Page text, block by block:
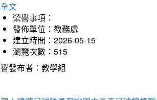
文
榮譽事項：
發佈單位：教務處
建立時間：2026-05-15
瀏覽次數：515
發布者：教學組